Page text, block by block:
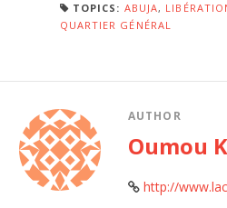
TOPICS: ABUJA,
QUARTIER GÉNÉRAL
AUTHOR
Oumou
http://